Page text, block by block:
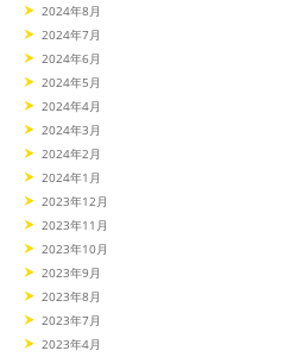
2024年8月
2024年7月
2024年6月
2024年5月
2024年4月
2024年3月
2024年2月
2024年1月
2023年12月
2023年11月
2023年10月
2023年9月
2023年8月
2023年7月
2023年4月